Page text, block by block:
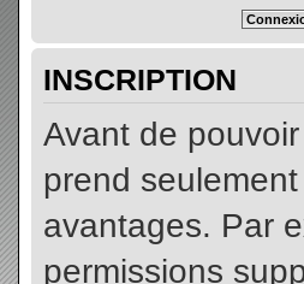
INSCRIPTION
Avant de
prend
avantages. Par
permissions